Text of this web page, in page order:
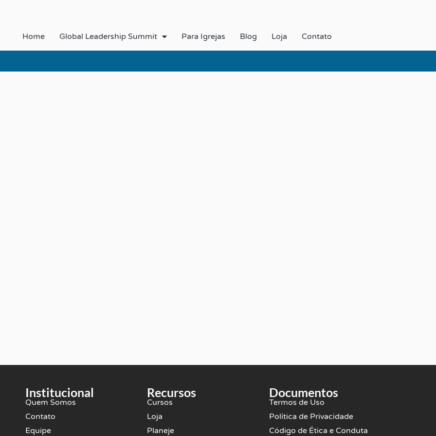
Home Global Leadership Summit Para Igrejas Blog Loja Contato
Institucional
Quem Somos
Contato
Equipe
Recursos
Cursos
Loja
Planeje
Documentos
Termos de Uso
Política de Privacidade
Código de Ética e Conduta